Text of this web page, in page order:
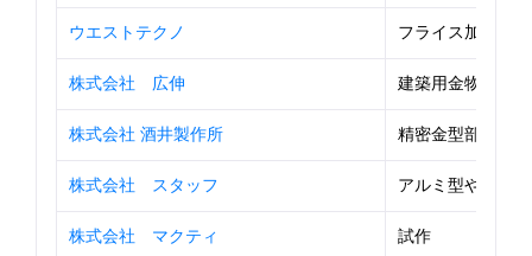
ウエストテクノ フライス加工
株式会社 広伸 建築用金物
株式会社 酒井製作所 精密金型部品加工
株式会社 スタッフ アルミ型や鋼材
株式会社 マクティ 試作